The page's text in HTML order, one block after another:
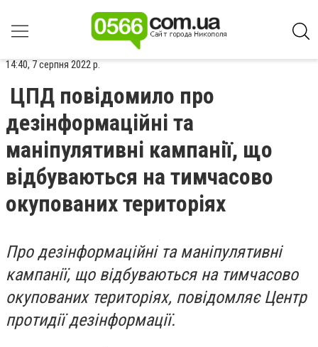
14:40, 7 серпня 2022 р.
ЦПД повідомило про
дезінформаційні та
маніпулятивні кампанії, що
відбуваються на тимчасово
окупованих територіях
Про дезінформаційні та маніпулятивні
кампанії, що відбуваються на тимчасово
окупованих територіях, повідомляє Центр
протидії дезінформації.